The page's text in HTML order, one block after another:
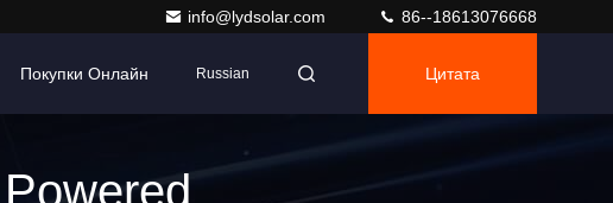
info@lydsolar.com 86--18613076668
Покупки Онлайн Russian Цитата